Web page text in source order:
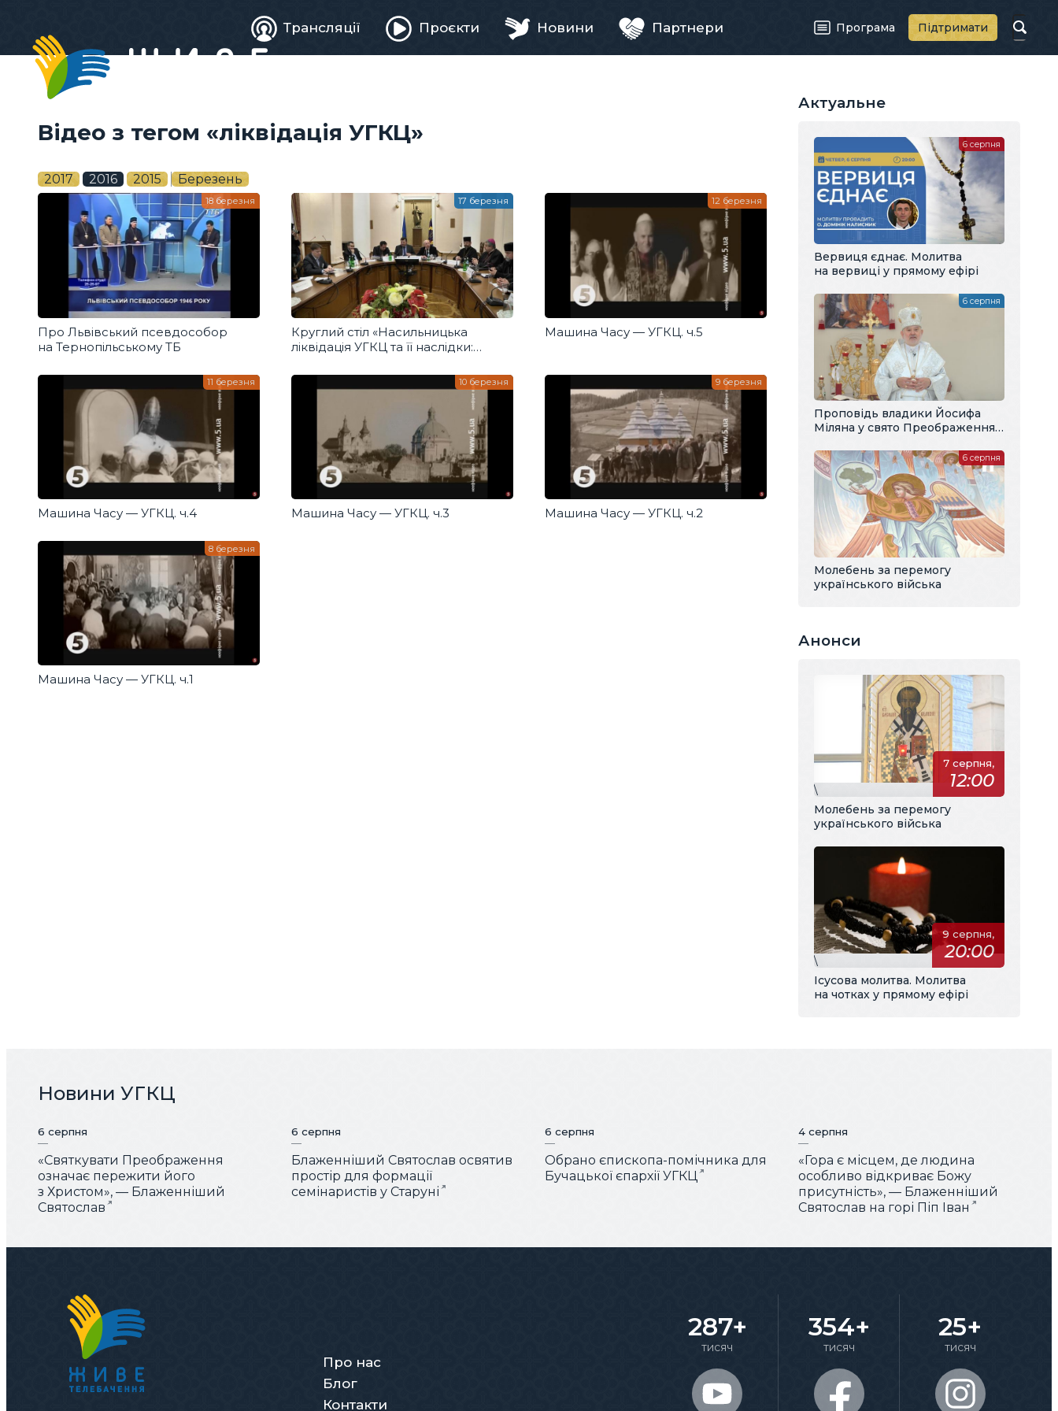
Живе
телебачення
Трансляції Проєкти Новини Партнери Програма Підтримати
Відео з тегом «ліквідація УГКЦ»
2017 2016 2015 Березень
Про Львівський псевдособор
на Тернопільському ТБ
18 березня
Круглий стіл «Насильницька
ліквідація УГКЦ та її наслідки:
17 березня
Машина Часу — УГКЦ. ч.5
12 березня
Машина Часу — УГКЦ. ч.4
11 березня
Машина Часу — УГКЦ. ч.3
10 березня
Машина Часу — УГКЦ. ч.2
9 березня
Машина Часу — УГКЦ. ч.1
8 березня
Актуальне
Вервиця єднає. Молитва
на вервиці у прямому ефірі
6 серпня
Проповідь владики Йосифа
Міляна у свято Преображення
6 серпня
Молебень за перемогу
українського війська
6 серпня
Анонси
7 серпня,
12:00
\
Молебень за перемогу
українського війська
9 серпня,
20:00
\
Ісусова молитва. Молитва
на чотках у прямому ефірі
Новини УГКЦ
6 серпня
«Святкувати Преображення
означає пережити його
з Христом», — Блаженніший
Святослав
6 серпня
Блаженніший Святослав освятив
простір для формації
семінаристів у Старуні
6 серпня
Обрано єпископа-помічника для
Бучацької єпархії УГКЦ
4 серпня
«Гора є місцем, де людина
особливо відкриває Божу
присутність», — Блаженніший
Святослав на горі Піп Іван
Про нас
Блог
Контакти
287+
тисяч
354+
тисяч
25+
тисяч